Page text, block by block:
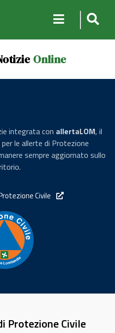
Online
integrata con allertaLOM, il
le allerte di Protezione
sempre aggiornato sullo
Civile
Protezione Civile